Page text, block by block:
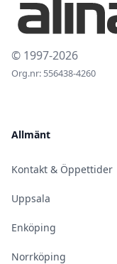
© 1997-2026
Org.nr: 556438-4260
Allmänt
Kontakt & Öppettider
Uppsala
Enköping
Norrköping